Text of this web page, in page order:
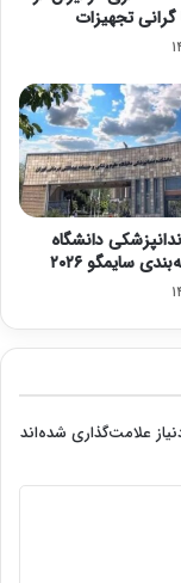
گرانی تجهیزات
دانشگاه
سایمگو ۲۰۲۶
علامت‌گذاری شده‌اند